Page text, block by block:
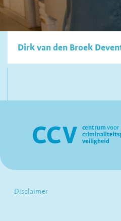
Dirk van den Broek
Disclaimer